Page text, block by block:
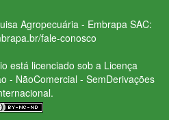
Agropecuária - Embrapa SAC:
fale-conosco
está licenciado sob a Licença
- NãoComercial - SemDerivações